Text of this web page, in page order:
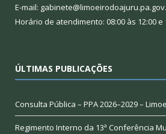
E-mail:
Horário de atendimento: 08:00 às 12:00 e
ÚLTIMAS PUBLICAÇÕES
Consulta Pública – PPA 2026–2029 –
Regimento Interno da 13ª Conferência